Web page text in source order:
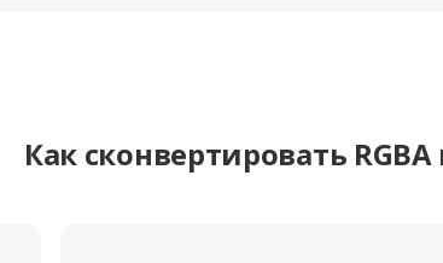
Как сконвертировать RGBA